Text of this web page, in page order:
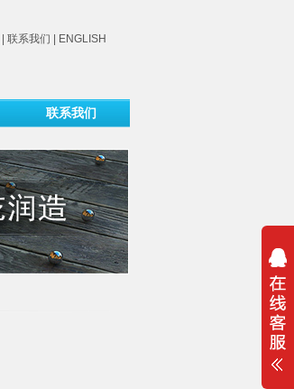
联系我们 ENGLISH
联系我们